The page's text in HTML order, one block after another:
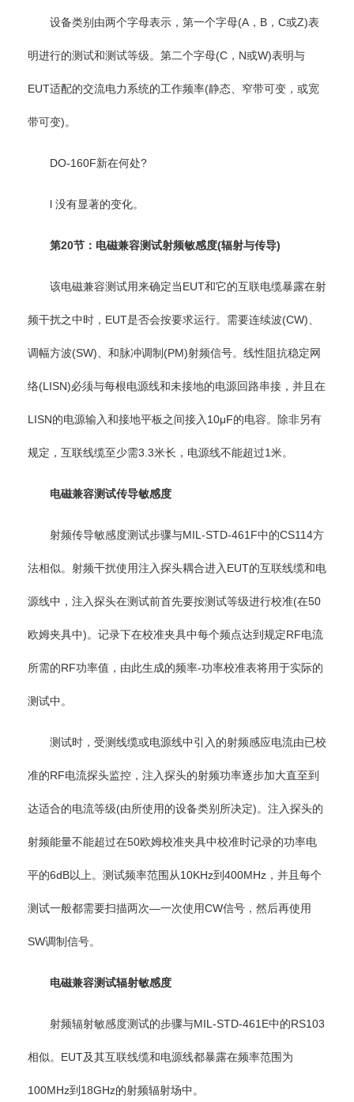
设备类别由两个字母表示，第一个字母(A，B，C或Z)表
明进行的测试和测试等级。第二个字母(C，N或W)表明与
EUT适配的交流电力系统的工作频率(静态、窄带可变，或宽
带可变)。
DO-160F新在何处?
l 没有显著的变化。
第20节：电磁兼容测试射频敏感度(辐射与传导)
该电磁兼容测试用来确定当EUT和它的互联电缆暴露在射
频干扰之中时，EUT是否会按要求运行。需要连续波(CW)、
调幅方波(SW)、和脉冲调制(PM)射频信号。线性阻抗稳定网
络(LISN)必须与每根电源线和未接地的电源回路串接，并且在
LISN的电源输入和接地平板之间接入10μF的电容。除非另有
规定，互联线缆至少需3.3米长，电源线不能超过1米。
电磁兼容测试传导敏感度
射频传导敏感度测试步骤与MIL-STD-461F中的CS114方
法相似。射频干扰使用注入探头耦合进入EUT的互联线缆和电
源线中，注入探头在测试前首先要按测试等级进行校准(在50
欧姆夹具中)。记录下在校准夹具中每个频点达到规定RF电流
所需的RF功率值，由此生成的频率-功率校准表将用于实际的
测试中。
测试时，受测线缆或电源线中引入的射频感应电流由已校
准的RF电流探头监控，注入探头的射频功率逐步加大直至到
达适合的电流等级(由所使用的设备类别所决定)。注入探头的
射频能量不能超过在50欧姆校准夹具中校准时记录的功率电
平的6dB以上。测试频率范围从10KHz到400MHz，并且每个
测试一般都需要扫描两次—一次使用CW信号，然后再使用
SW调制信号。
电磁兼容测试辐射敏感度
射频辐射敏感度测试的步骤与MIL-STD-461E中的RS103
相似。EUT及其互联线缆和电源线都暴露在频率范围为
100MHz到18GHz的射频辐射场中。